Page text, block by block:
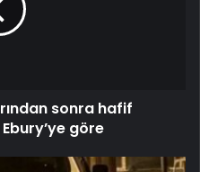
sonra hafif
göre